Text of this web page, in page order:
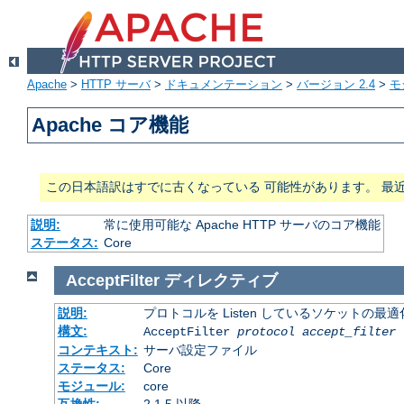
Apache > HTTP サーバ> ドキュメンテーション > バージョン 2.4 >
Apache コア機能
この日本語訳はすでに古くなっている 可能性があります。 最
説明:
常に使用可能な Apache HTTP サーバのコア機能
ステータス: Core
AcceptFilter ディレクティブ
説明:
プロトコルを Listen しているソケットの最適
構文:
AcceptFilter protocol accept_filter
コンテキスト: サーバ設定ファイル
ステータス:
Core
モジュール:
core